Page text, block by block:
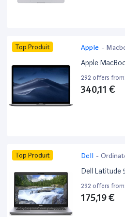
Top Produit Apple -
Apple
292 offers from:
340,11 €
Top Produit Dell -
Dell Latitude
292 offers from:
175,19 €